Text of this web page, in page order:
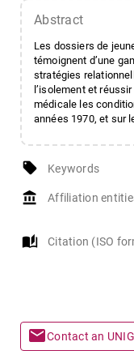
Abstract
Les dossiers de
témoignent d’une
stratégies
l’isolement et
médicale les
années 1970, et sur
local_offer Keywords
account_balance Affiliation
auto_stories Citation (ISO
mailContact an